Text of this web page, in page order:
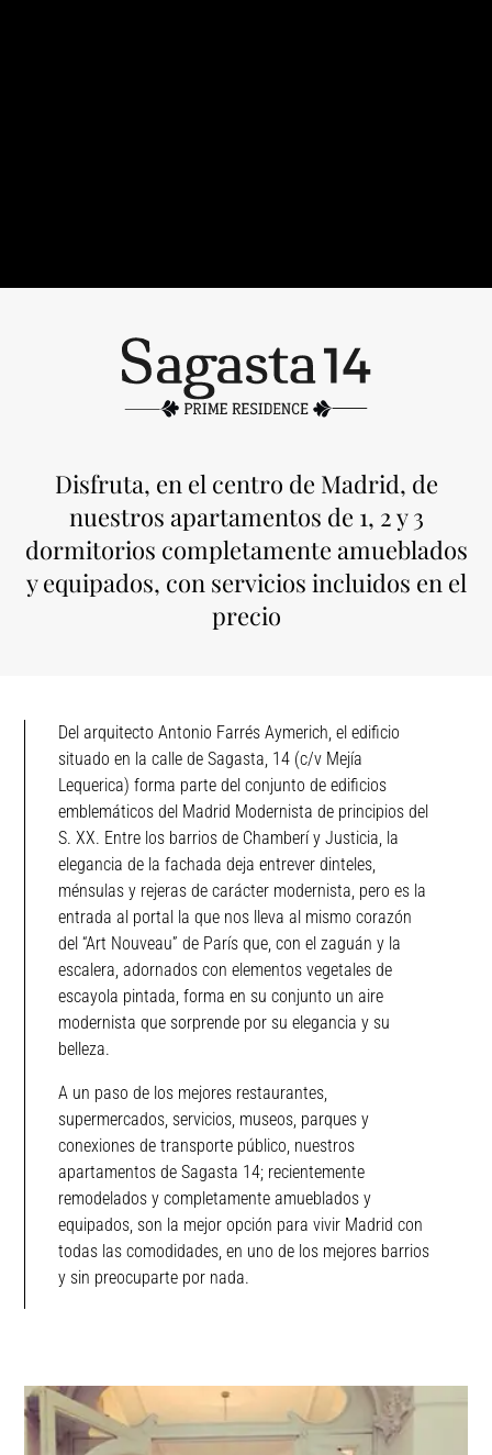
Disfruta, en el centro de Madrid, de
nuestros apartamentos de 1, 2 y 3
dormitorios completamente amueblados
y equipados, con servicios incluidos en el
precio
Del arquitecto Antonio Farrés Aymerich, el edificio
situado en la calle de Sagasta, 14 (c/v Mejía
Lequerica) forma parte del conjunto de edificios
emblemáticos del Madrid Modernista de principios del
S. XX. Entre los barrios de Chamberí y Justicia, la
elegancia de la fachada deja entrever dinteles,
ménsulas y rejeras de carácter modernista, pero es la
entrada al portal la que nos lleva al mismo corazón
del “Art Nouveau” de París que, con el zaguán y la
escalera, adornados con elementos vegetales de
escayola pintada, forma en su conjunto un aire
modernista que sorprende por su elegancia y su
belleza.
A un paso de los mejores restaurantes,
supermercados, servicios, museos, parques y
conexiones de transporte público, nuestros
apartamentos de Sagasta 14; recientemente
remodelados y completamente amueblados y
equipados, son la mejor opción para vivir Madrid con
todas las comodidades, en uno de los mejores barrios
y sin preocuparte por nada.